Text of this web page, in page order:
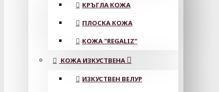
КРЪГЛА КОЖА
ПЛОСКА КОЖА
КОЖА "REGALIZ"
КОЖА ИЗКУСТВЕНА
ИЗКУСТВЕН ВЕЛУР